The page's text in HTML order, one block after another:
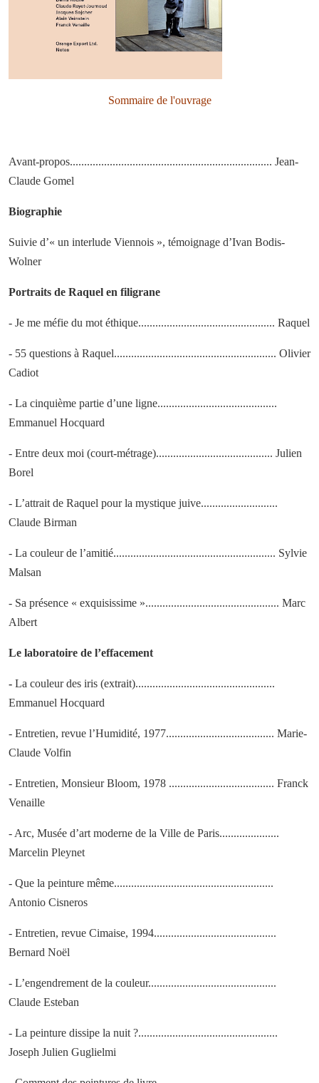
Sommaire de l'ouvrage
Avant-propos....................................................................... Jean-
Claude Gomel
Biographie
Suivie d’« un interlude Viennois », témoignage d’Ivan Bodis-
Wolner
Portraits de Raquel en filigrane
- Je me méfie du mot éthique................................................ Raquel
- 55 questions à Raquel......................................................... Olivier
Cadiot
- La cinquième partie d’une ligne..........................................
Emmanuel Hocquard
- Entre deux moi (court-métrage)......................................... Julien
Borel
- L’attrait de Raquel pour la mystique juive...........................
Claude Birman
- La couleur de l’amitié......................................................... Sylvie
Malsan
- Sa présence « exquisissime »............................................... Marc
Albert
Le laboratoire de l’effacement
- La couleur des iris (extrait).................................................
Emmanuel Hocquard
- Entretien, revue l’Humidité, 1977...................................... Marie-
Claude Volfin
- Entretien, Monsieur Bloom, 1978 ..................................... Franck
Venaille
- Arc, Musée d’art moderne de la Ville de Paris.....................
Marcelin Pleynet
- Que la peinture même........................................................
Antonio Cisneros
- Entretien, revue Cimaise, 1994...........................................
Bernard Noël
- L’engendrement de la couleur.............................................
Claude Esteban
- La peinture dissipe la nuit ?.................................................
Joseph Julien Guglielmi